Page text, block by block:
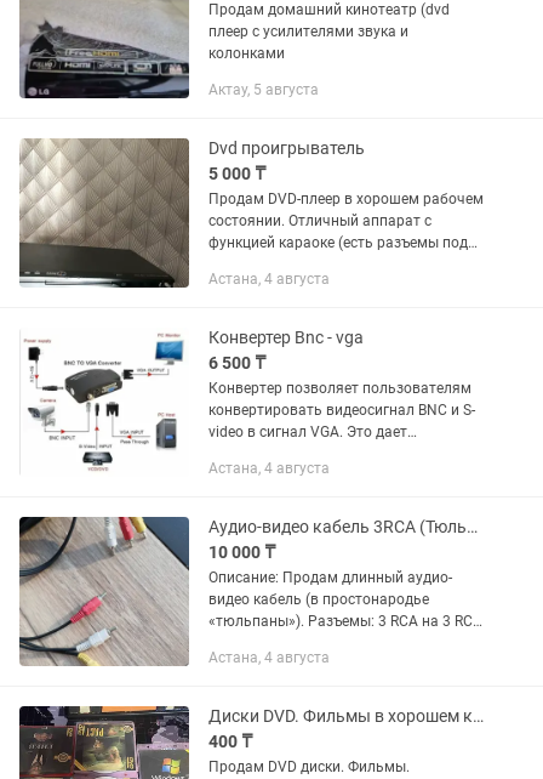
Продам домашний кинотеатр (dvd
плеер с усилителями звука и
колонками
Актау, 5 августа
Dvd проигрыватель
5 000 ₸
Продам DVD-плеер в хорошем рабочем
состоянии. Отличный аппарат с
функцией караоке (есть разъемы под
физические кнопки на передней панели
Астана, 4 августа
Конвертер Bnc - vga
6 500 ₸
Конвертер позволяет пользователям
конвертировать видеосигнал BNC и S-
video в сигнал VGA. Это дает
стандартный монитор с выходом VGA /
BNC или...
Астана, 4 августа
Аудио-видео кабель 3RCA (Тюльпаны) длинный, 18м
10 000 ₸
Описание: Продам длинный аудио-
видео кабель (в простонародье
«тюльпаны»). Разъемы: 3 RCA на 3 RCA
метров (отлично подойдет для
Астана, 4 августа
Диски DVD. Фильмы в хорошем качестве. Диски новые. Недорого.
400 ₸
Продам DVD диски. Фильмы.